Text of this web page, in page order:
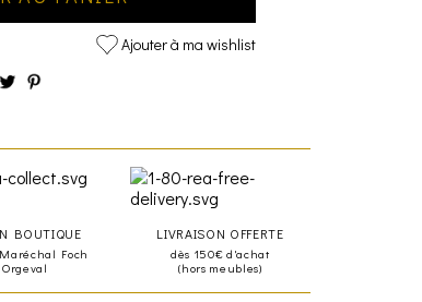
Ajouter à ma wishlist
BOUTIQUE
Foch
Orgeval
LIVRAISON OFFERTE
dès 150€ d'achat
(hors meubles)